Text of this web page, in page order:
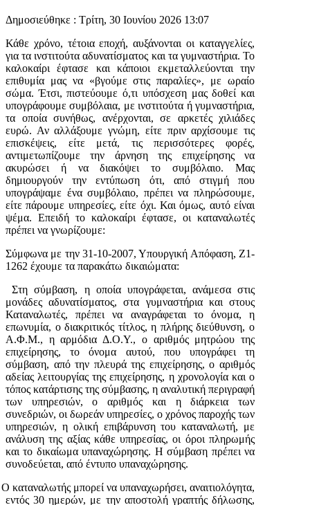
Δημοσιεύθηκε : Τρίτη, 30 Ιουνίου 2026 13:07
Κάθε χρόνο, τέτοια εποχή, αυξάνονται οι καταγγελίες,
για τα ινστιτούτα αδυνατίσματος και τα γυμναστήρια. Το
καλοκαίρι έφτασε και κάποιοι εκμεταλλεύονται την
επιθυμία μας να «βγούμε στις παραλίες», με ωραίο
σώμα. Έτσι, πιστεύουμε ό,τι υπόσχεση μας δοθεί και
υπογράφουμε συμβόλαια, με ινστιτούτα ή γυμναστήρια,
τα οποία συνήθως, ανέρχονται, σε αρκετές χιλιάδες
ευρώ. Αν αλλάξουμε γνώμη, είτε πριν αρχίσουμε τις
επισκέψεις, είτε μετά, τις περισσότερες φορές,
αντιμετωπίζουμε την άρνηση της επιχείρησης να
ακυρώσει ή να διακόψει το συμβόλαιο. Μας
δημιουργούν την εντύπωση ότι, από στιγμή που
υπογράψαμε ένα συμβόλαιο, πρέπει να πληρώσουμε,
είτε πάρουμε υπηρεσίες, είτε όχι. Και όμως, αυτό είναι
ψέμα. Επειδή το καλοκαίρι έφτασε, οι καταναλωτές
πρέπει να γνωρίζουμε:
Σύμφωνα με την 31-10-2007, Υπουργική Απόφαση, Ζ1-
1262 έχουμε τα παρακάτω δικαιώματα:
Στη σύμβαση, η οποία υπογράφεται, ανάμεσα στις
μονάδες αδυνατίσματος, στα γυμναστήρια και στους
Καταναλωτές, πρέπει να αναγράφεται το όνομα, η
επωνυμία, ο διακριτικός τίτλος, η πλήρης διεύθυνση, ο
Α.Φ.Μ., η αρμόδια Δ.Ο.Υ., ο αριθμός μητρώου της
επιχείρησης, το όνομα αυτού, που υπογράφει τη
σύμβαση, από την πλευρά της επιχείρησης, ο αριθμός
αδείας λειτουργίας της επιχείρησης, η χρονολογία και ο
τόπος κατάρτισης της σύμβασης, η αναλυτική περιγραφή
των υπηρεσιών, ο αριθμός και η διάρκεια των
συνεδριών, οι δωρεάν υπηρεσίες, ο χρόνος παροχής των
υπηρεσιών, η ολική επιβάρυνση του καταναλωτή, με
ανάλυση της αξίας κάθε υπηρεσίας, οι όροι πληρωμής
και το δικαίωμα υπαναχώρησης. Η σύμβαση πρέπει να
συνοδεύεται, από έντυπο υπαναχώρησης.
Ο καταναλωτής μπορεί να υπαναχωρήσει, αναιτιολόγητα,
εντός 30 ημερών, με την αποστολή γραπτής δήλωσης,